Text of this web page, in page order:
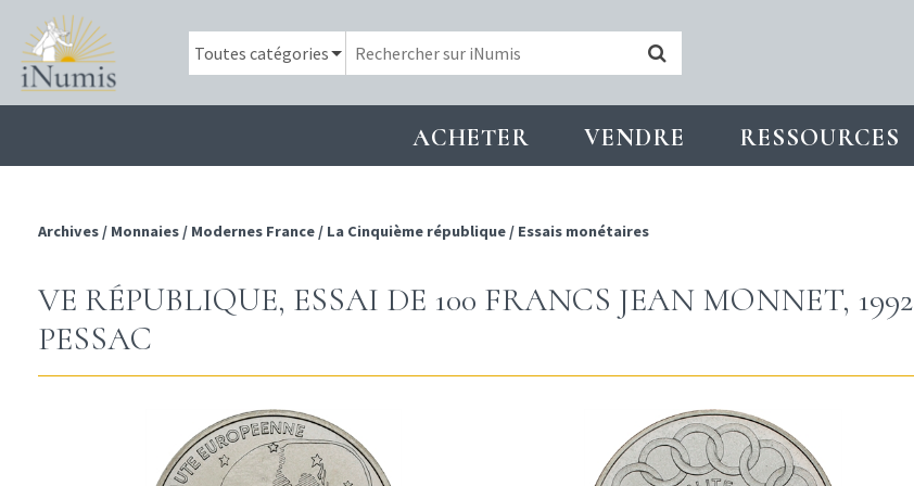
ACHETER VENDRE RESSOURCES
Archives / Monnaies / Modernes France / La Cinquième république / Essais monétaires
VE RÉPUBLIQUE, ESSAI DE 100 FRANCS JEAN MONNET, 1992
PESSAC